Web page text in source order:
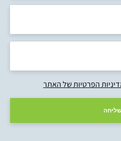
הפרטיות של האתר